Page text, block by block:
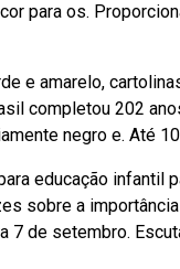
para os.
e amarelo,
completou 202
negro e. Até
educação infantil
sobre a
de setembro.